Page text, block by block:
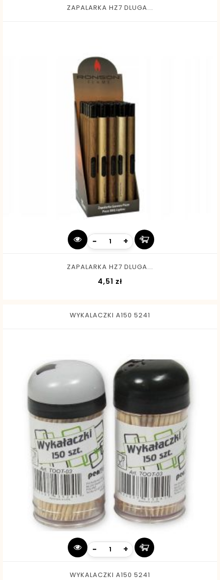
ZAPALARKA HZ7 DLUGA...
- +
ZAPALARKA HZ7 DLUGA...
4,51 złCena
WYKALACZKI A150 5241
- +
WYKALACZKI A150 5241